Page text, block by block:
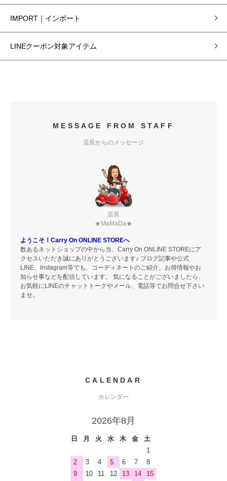
IMPORT｜インポート
LINEクーポン対象アイテム
MESSAGE FROM STAFF
店長からのメッセージ
店長
★MaMaDa★
ようこそ！Carry On ONLINE STOREへ
数あるネットショップの中から当、Carry On ONLINE STOREにア
クセスいただき誠にありがとうございます♪ ブログ記事や公式
LINE、Instagram等でも、コーディネートのご紹介、お得情報やお
知らせ事などを配信しています。 気になることがございましたら、
お気軽にLINEのチャットトークやメール、電話等でお問合せ下さい
ませ。
CALENDAR
カレンダー
2026年8月
日 月 火 水 木 金
土
1
2
3 4 5 6 7
8
9
10 11 12 13 14 15